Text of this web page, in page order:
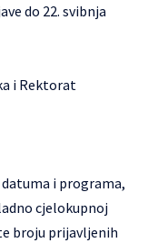
do 22. svibnja
i Rektorat
i programa,
cjelokupnoj
broju prijavljenih